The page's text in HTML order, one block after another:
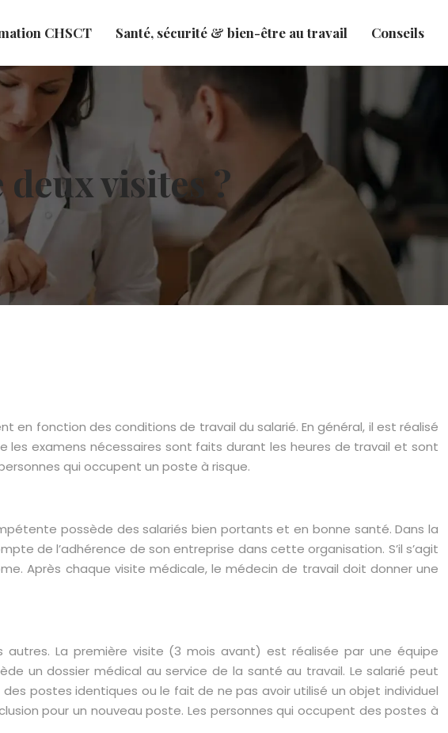
CHSCT Santé, sécurité & bien-être au travail Conseils
visites ?
fonction des conditions de travail du salarié. En général, il est réalisé
les examens nécessaires sont faits durant les heures de travail et sont
qui occupent un poste à risque.
possède des salariés bien portants et en bonne santé. Dans la
de l’adhérence de son entreprise dans cette organisation. S’il s’agit
Après chaque visite médicale, le médecin de travail doit donner une
La première visite (3 mois avant) est réalisée par une équipe
un dossier médical au service de la santé au travail. Le salarié peut
postes identiques ou le fait de ne pas avoir utilisé un objet individuel
pour un nouveau poste. Les personnes qui occupent des postes à